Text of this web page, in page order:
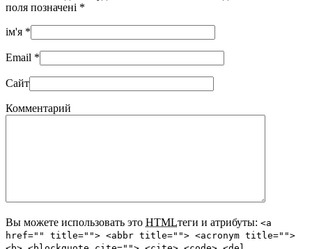
поля позначені *
ім'я *
Email *
Сайт
Комментарий
Вы можете использовать это HTMLтеги и атрибуты: <a
href="" title=""> <abbr title=""> <acronym title="">